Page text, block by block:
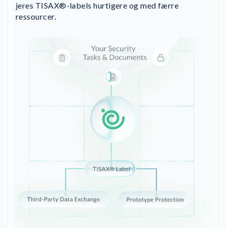
jeres TISAX®-labels hurtigere og med færre
ressourcer.